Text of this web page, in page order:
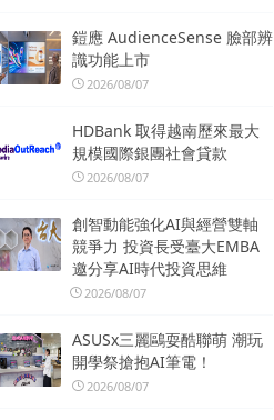
鎧應 AudienceSense 臉部辨
識功能上市
2026/08/07
HDBank 取得越南歷來最大
規模國際銀團社會貸款
2026/08/07
創智動能強化AI與經營雙軸
競爭力 投資長受臺大EMBA
邀分享AI時代投資思維
2026/08/07
ASUSx三麗鷗耍酷聯萌 潮玩
開學祭搶抱AI筆電！
2026/08/07